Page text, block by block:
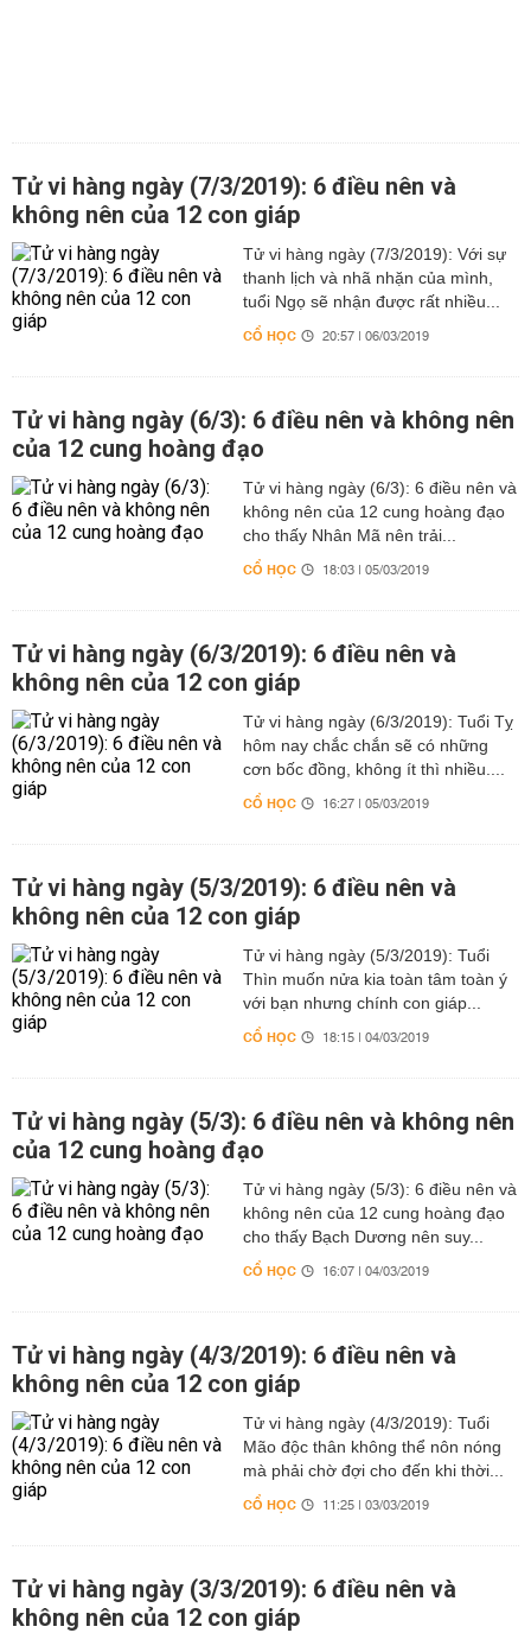
Tử vi hàng ngày (7/3/2019): 6 điều nên và
không nên của 12 con giáp
Tử vi hàng ngày (7/3/2019): Với sự
thanh lịch và nhã nhặn của mình,
tuổi Ngọ sẽ nhận được rất nhiều...
CỔ HỌC 20:57 | 06/03/2019
Tử vi hàng ngày (6/3): 6 điều nên và không nên
của 12 cung hoàng đạo
Tử vi hàng ngày (6/3): 6 điều nên và
không nên của 12 cung hoàng đạo
cho thấy Nhân Mã nên trải...
CỔ HỌC 18:03 | 05/03/2019
Tử vi hàng ngày (6/3/2019): 6 điều nên và
không nên của 12 con giáp
Tử vi hàng ngày (6/3/2019): Tuổi Tỵ
hôm nay chắc chắn sẽ có những
cơn bốc đồng, không ít thì nhiều....
CỔ HỌC 16:27 | 05/03/2019
Tử vi hàng ngày (5/3/2019): 6 điều nên và
không nên của 12 con giáp
Tử vi hàng ngày (5/3/2019): Tuổi
Thìn muốn nửa kia toàn tâm toàn ý
với bạn nhưng chính con giáp...
CỔ HỌC 18:15 | 04/03/2019
Tử vi hàng ngày (5/3): 6 điều nên và không nên
của 12 cung hoàng đạo
Tử vi hàng ngày (5/3): 6 điều nên và
không nên của 12 cung hoàng đạo
cho thấy Bạch Dương nên suy...
CỔ HỌC 16:07 | 04/03/2019
Tử vi hàng ngày (4/3/2019): 6 điều nên và
không nên của 12 con giáp
Tử vi hàng ngày (4/3/2019): Tuổi
Mão độc thân không thể nôn nóng
mà phải chờ đợi cho đến khi thời...
CỔ HỌC 11:25 | 03/03/2019
Tử vi hàng ngày (3/3/2019): 6 điều nên và
không nên của 12 con giáp